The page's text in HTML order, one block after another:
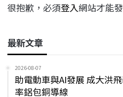
很抱歉，必須登入網站才能
最新文章
2026-08-07
助電動車與AI發展 成大洪
率鋁包銅導線